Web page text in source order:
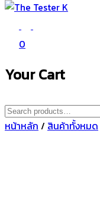
The Tester K
Korean cosmetics
0
Your Cart
Search
for:
หน้าหลัก / สินค้าทั้งหมด